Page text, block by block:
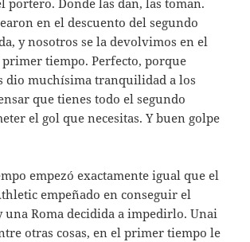
en el descuento del segundo
y nosotros se la devolvimos en el
primer tiempo. Perfecto, porque
dio muchísima tranquilidad a los
que tienes todo el segundo
el gol que necesitas. Y buen golpe
empezó exactamente igual que el
empeñado en conseguir el
una Roma decidida a impedirlo. Unai
otras cosas, en el primer tiempo le